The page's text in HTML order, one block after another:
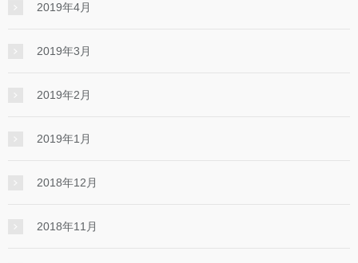
2019年4月
2019年3月
2019年2月
2019年1月
2018年12月
2018年11月